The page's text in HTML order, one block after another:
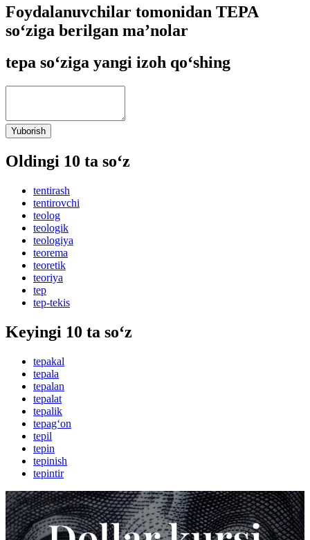
Foydalanuvchilar tomonidan TEPA
so‘ziga berilgan ma’nolar
tepa so‘ziga yangi izoh qo‘shing
Yuborish
Oldingi 10 ta so‘z
tentirash
tentirovchi
teolog
teologik
teologiya
teorema
teoretik
teoriya
tep
tep-tekis
Keyingi 10 ta so‘z
tepakal
tepala
tepalan
tepalat
tepalik
tepag‘on
tepil
tepin
tepinish
tepintir